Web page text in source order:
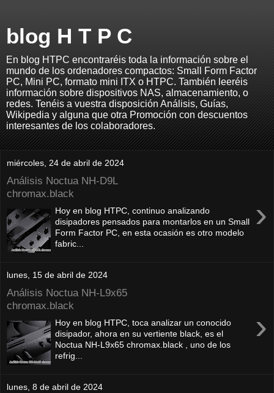
blog H T P C
En blog HTPC encontraréis toda la información sobre el
mundo de los ordenadores compactos: Small Form Factor
PC, Mini PC, formato mini ITX o HTPC. También leeréis
información sobre dispositivos NAS, almacenamiento, o
redes. Tenéis a vuestra disposición Análisis, Guías,
Wikipedia y alguna que otra Promoción con descuentos
interesantes de los colaboradores.
miércoles, 24 de abril de 2024
Análisis Noctua NH-D9L
chromax.black
›
Hoy en blog HTPC, continuo analizando
disipadores pensados para montarlos en un Small
Form Factor PC, en esta ocasión es otro modelo
fabric...
lunes, 15 de abril de 2024
Análisis Noctua NH-L9x65
chromax.black
›
Hoy en blog HTPC, toca analizar un conocido
disipador, ahora en su vertiente black, es el
Noctua NH-L9x65 chromax.black , uno de los
refrig...
lunes, 8 de abril de 2024